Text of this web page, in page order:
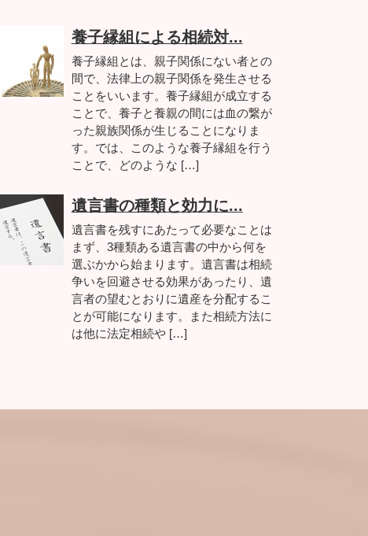
養子縁組による相続対...
養子縁組とは、親子関係にない者との
間で、法律上の親子関係を発生させる
ことをいいます。養子縁組が成立する
ことで、養子と養親の間には血の繋が
った親族関係が生じることになりま
す。では、このような養子縁組を行う
ことで、どのような […]
遺言書の種類と効力に...
遺言書を残すにあたって必要なことは
まず、3種類ある遺言書の中から何を
選ぶかから始まります。遺言書は相続
争いを回避させる効果があったり、遺
言者の望むとおりに遺産を分配するこ
とが可能になります。また相続方法に
は他に法定相続や […]